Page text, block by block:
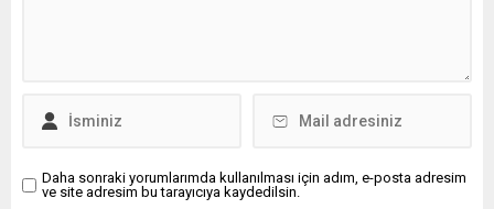
Daha sonraki yorumlarımda kullanılması için adım, e-posta adresim
ve site adresim bu tarayıcıya kaydedilsin.